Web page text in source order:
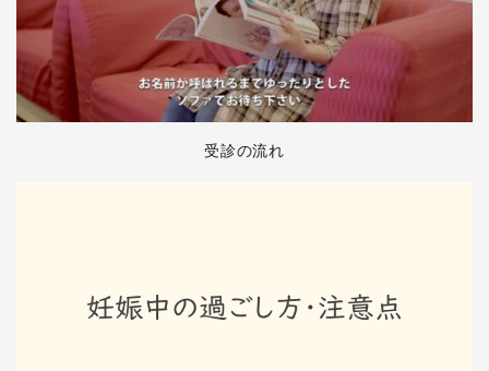
受診の流れ